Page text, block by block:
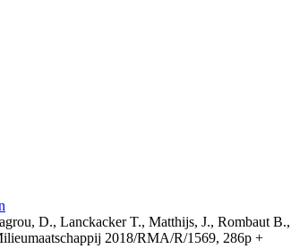
D., Lanckacker T., Matthijs, J., Rombaut B.,
2018/RMA/R/1569, 286p +